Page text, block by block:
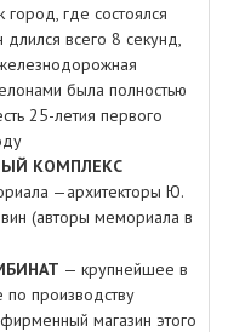
где состоялся
всего 8 секунд,
была полностью
25-летия первого
КОМПЛЕКС
—архитекторы Ю.
(авторы мемориала в
— крупнейшее в
по производству
магазин этого